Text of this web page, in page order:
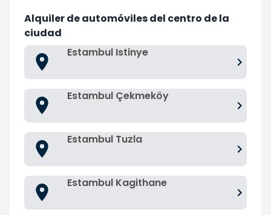
Alquiler de automóviles del centro de la
ciudad
Estambul Istinye
Estambul Çekmeköy
Estambul Tuzla
Estambul Kagithane